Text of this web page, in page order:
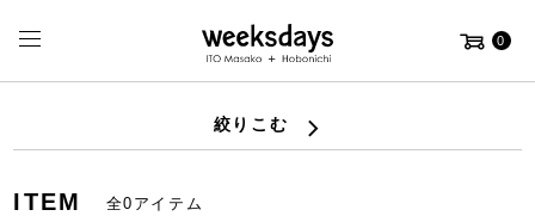
0
絞りこむ
ITEM 全0アイテム